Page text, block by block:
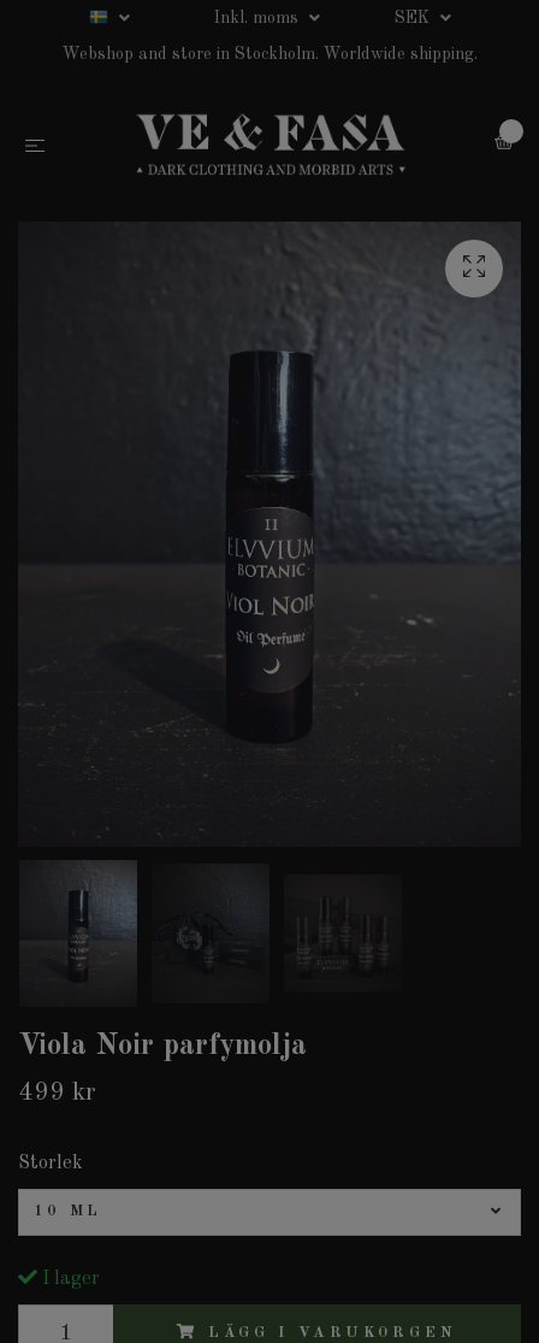
Inkl. moms SEK
Webshop and store in Stockholm. Worldwide shipping.
Viola Noir parfymolja
499 kr
Storlek
10 ML
I lager
LÄGG I VARUKORGEN